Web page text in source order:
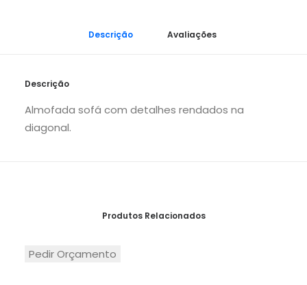
Descrição Avaliações
Descrição
Almofada sofá com detalhes rendados na
diagonal.
Produtos Relacionados
Pedir Orçamento